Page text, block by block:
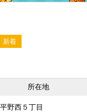
新着
所在地
野西５丁目